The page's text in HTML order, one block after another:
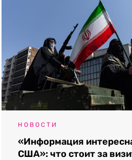
НОВОСТИ
«Информация
США»: что стоит за